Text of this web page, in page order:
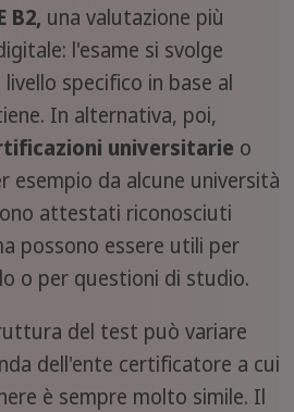
B2, una valutazione più
l'esame si svolge
specifico in base al
In alternativa, poi,
universitarie o
esempio da alcune università
attestati riconosciuti
possono essere utili per
o per questioni di studio.
del test può variare
dell'ente certificatore a cui
è sempre molto simile. Il